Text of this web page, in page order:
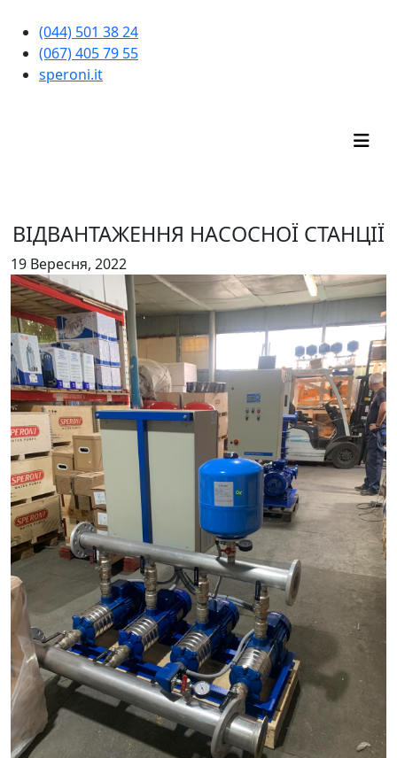
(044) 501 38 24
(067) 405 79 55
speroni.it
ВІДВАНТАЖЕННЯ НАСОСНОЇ СТАНЦІЇ
19 Вересня, 2022